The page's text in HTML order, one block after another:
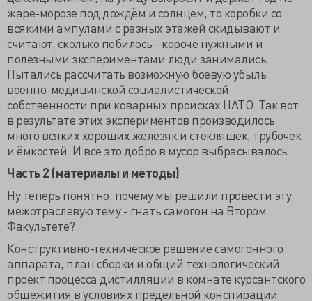
жаре-морозе под дождём и солнцем, то коробки со
всякими ампулами с разных этажей скидывают и
считают, сколько побилось - короче нужными и
полезными экспериментами люди занимались.
Пытались рассчитать возможную боевую убыль
военно-медицинской социалистической
собственности при коварных происках НАТО. Так вот
в результате этих экспериментов производилось
много всяких хороших железяк и стекляшек, трубочек
и ёмкостей. И всё это добро в мусор выбрасывалось.
Часть 2 (материалы и методы)
Ну теперь понятно, почему мы решили провести эту
межотраслевую тему - гнать самогон на Втором
Факультете?
Конструктивно-техническое решение самогонного
аппарата, план сборки и общий технологический
проект процесса дистилляции в комнате курсантского
общежития в условиях предельной конспирации